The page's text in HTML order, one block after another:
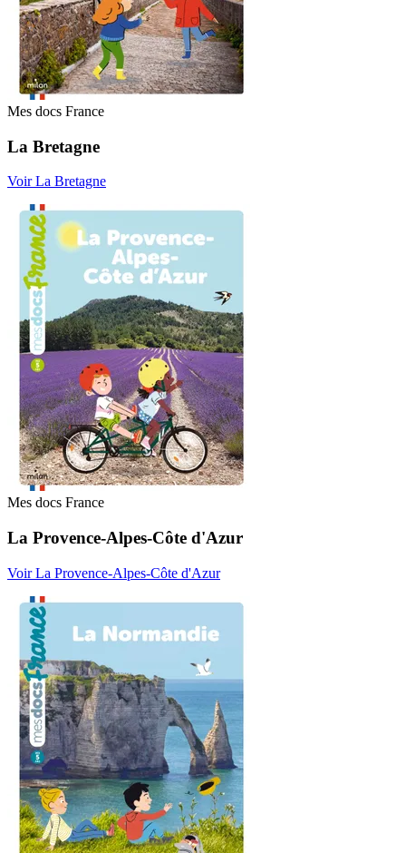
Mes docs France
La Bretagne
Voir La Bretagne
Mes docs France
La Provence-Alpes-Côte d'Azur
Voir La Provence-Alpes-Côte d'Azur